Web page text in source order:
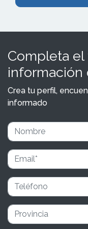
Completa
información
Crea tu perfil,
informado